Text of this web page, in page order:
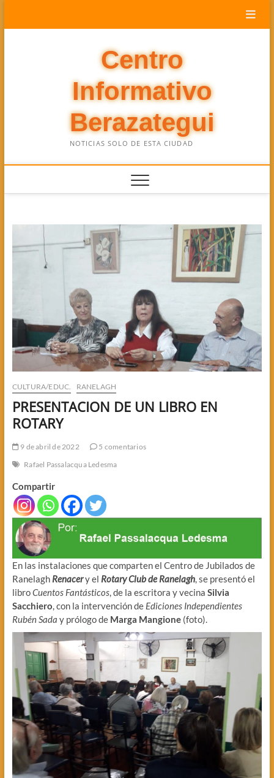
Centro
Informativo
Berazategui
NOTICIAS SOLO DE ESTA CIUDAD
CULTURA/EDUC. RANELAGH
PRESENTACION DE UN LIBRO EN
ROTARY
9 de abril de 2022
5 comentarios
Rafael Passalacqua Ledesma
Compartir
En las instalaciones que comparten el Centro de Jubilados de
Ranelagh Renacery el Rotary Club de Ranelagh, se presentó el
libroCuentos Fantásticos, de la escritora y vecina Silvia
Sacchiero, con la intervención de Ediciones Independientes
Rubén Sada y prólogo de Marga Mangione(foto).